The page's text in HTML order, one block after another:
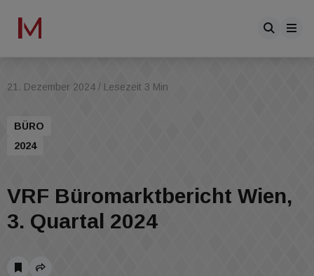
BÜRO
2024
21. Dezember 2024 / Lesezeit 3 Min
VRF Büromarktbericht Wien,
3. Quartal 2024